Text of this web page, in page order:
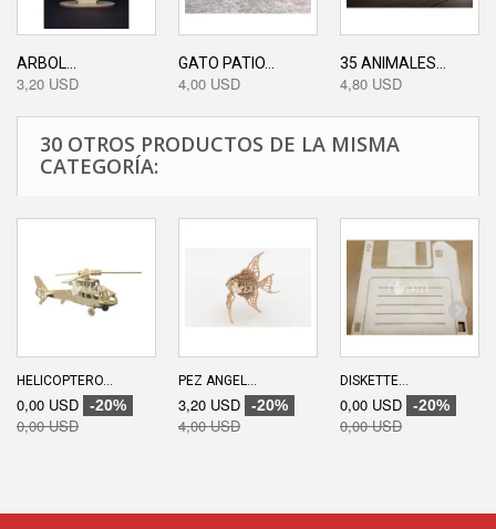
ARBOL...
3,20 USD
GATO PATIO...
4,00 USD
35 ANIMALES...
4,80 USD
30 OTROS PRODUCTOS DE LA MISMA
CATEGORÍA:
HELICOPTERO...
0,00 USD -20%
0,00 USD
PEZ ANGEL...
3,20 USD -20%
4,00 USD
DISKETTE...
0,00 USD -20%
0,00 USD